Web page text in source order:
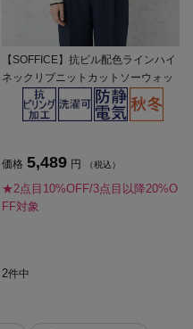
【SOFFICE】抗ピル配色ラインハイ
ネックリブニットカットソーウォッ
シャブル放電抗ピリング秋冬【レデ
ィース】
価格 5,489 円 （税込）
★2点目10%OFF/3点目以降20%O
FF対象
2件中